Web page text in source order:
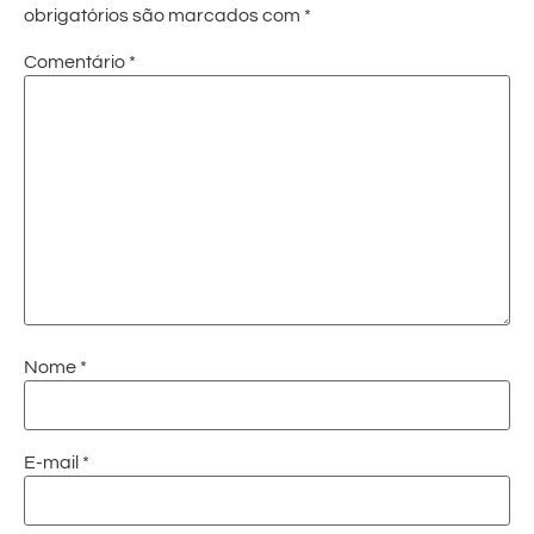
obrigatórios são marcados com *
Comentário *
Nome *
E-mail *